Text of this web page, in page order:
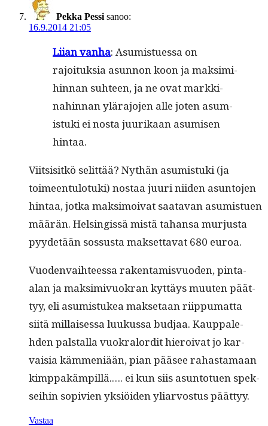
Pekka Pessi sanoo:
16.9.2014 21:05
Liian van­ha: Asum­istues­sa on
rajoituk­sia asun­non koon ja mak­sim­i­
hin­nan suh­teen, ja ne ovat markki­
nahin­nan ylära­jo­jen alle joten asum­
is­tu­ki ei nos­ta juurikaan asumisen
hintaa.
Viit­sisitkö selit­tää? Nythän asum­is­tu­ki (ja
toimeen­tu­lo­tu­ki) nos­taa juuri niiden asun­to­jen
hin­taa, jot­ka mak­si­moi­vat saata­van asum­istuen
määrän. Helsingis­sä mis­tä tahansa mur­jus­ta
pyy­de­tään sos­sus­ta mak­set­ta­vat 680 euroa.
Vuo­den­vai­h­teessa rak­en­tamisvuo­den, pin­ta-
alan ja mak­simivuokran kyt­täys muuten päät­
tyy, eli asum­is­tukea mak­se­taan riip­pumat­ta
siitä mil­laises­sa luukus­sa bud­jaa. Kaup­pale­
hden pal­stal­la vuokralordit hieroi­vat jo kar­
vaisia käm­meniään, pian pääsee rahas­ta­maan
kimp­pakämpil­lä.…. ei kun siis asun­totuen spek­
sei­hin sopivien yksiöi­den yliar­vos­tus päättyy.
Vastaa